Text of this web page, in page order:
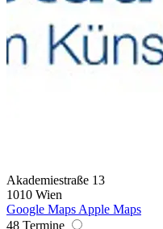
Akademiestraße 13
1010 Wien
Google Maps Apple Maps
48 Termine